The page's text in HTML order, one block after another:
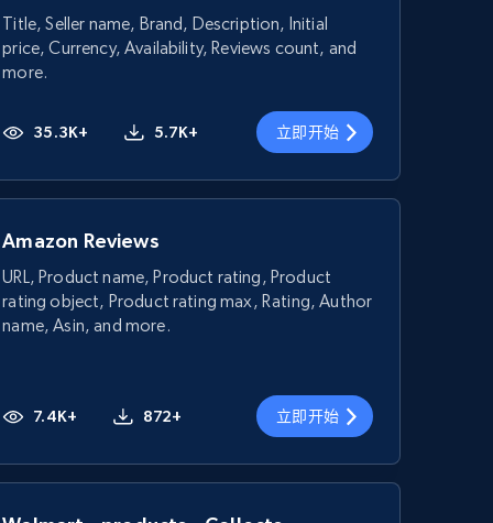
Title, Seller name, Brand, Description, Initial
price, Currency, Availability, Reviews count, and
more.
35.3K+ 5.7K+ 立即开始
Amazon Reviews
URL, Product name, Product rating, Product
rating object, Product rating max, Rating, Author
name, Asin, and more.
7.4K+ 872+ 立即开始